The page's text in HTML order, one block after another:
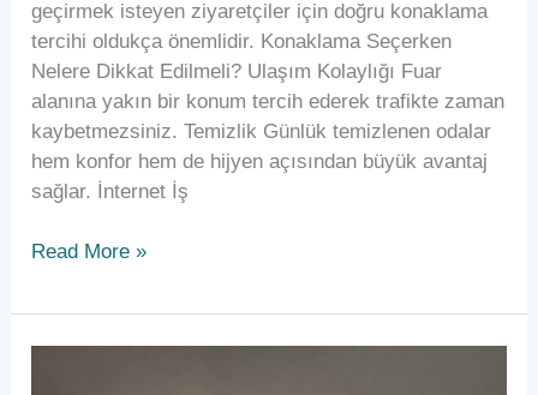
geçirmek isteyen ziyaretçiler için doğru konaklama
tercihi oldukça önemlidir. Konaklama Seçerken
Nelere Dikkat Edilmeli? Ulaşım Kolaylığı Fuar
alanına yakın bir konum tercih ederek trafikte zaman
kaybetmezsiniz. Temizlik Günlük temizlenen odalar
hem konfor hem de hijyen açısından büyük avantaj
sağlar. İnternet İş
Read More »